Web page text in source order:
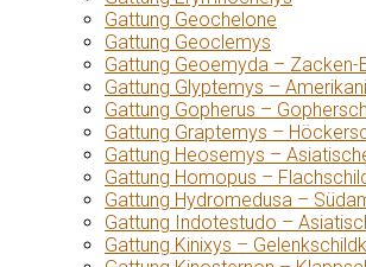
Gattung Geochelone
Gattung Geoclemys
Gattung Geoemyda – Zacken-
Gattung Glyptemys –
Gattung Gopherus –
Gattung Graptemys –
Gattung Heosemys –
Gattung Homopus –
Gattung Hydromedusa –
Gattung Indotestudo –
Gattung Kinixys –